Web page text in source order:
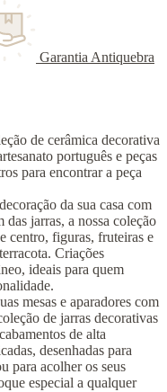
Garantia Antiquebra
de cerâmica decorativa
português e peças
para encontrar a peça
da sua casa com
jarras, a nossa coleção
centro, figuras, fruteiras e
Criações
ideais para quem
mesas e aparadores com
de jarras decorativas
de alta
desenhadas para
para acolher os seus
especial a qualquer